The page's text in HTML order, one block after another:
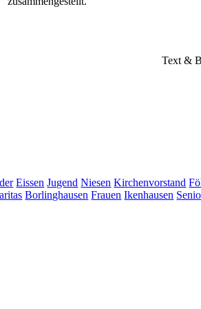
Text &
Eissen Jugend Niesen Kirchenvorstand
Borlinghausen Frauen Ikenhausen